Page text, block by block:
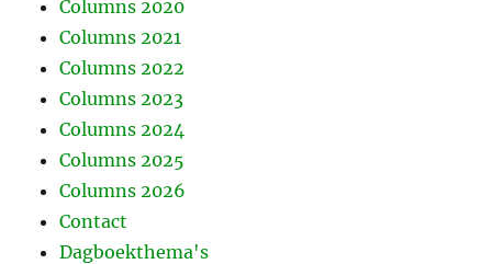
Columns 2020
Columns 2021
Columns 2022
Columns 2023
Columns 2024
Columns 2025
Columns 2026
Contact
Dagboekthema's